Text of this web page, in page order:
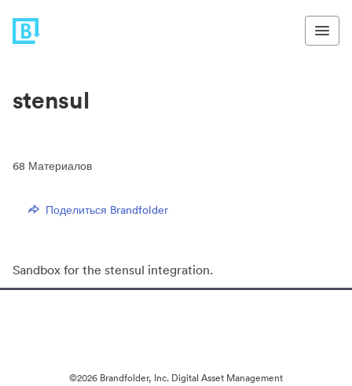
stensul
68 Материалов
Поделиться Brandfolder
Sandbox for the stensul integration.
©2026 Brandfolder, Inc. Digital Asset Management